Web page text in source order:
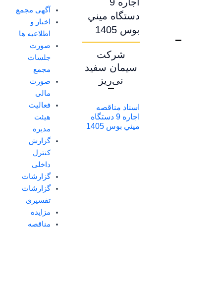
اجاره 9
دستگاه ميني
بوس 1405
شرکت
سیمان سفید
نی‌ریز
اسناد مناقصه
اجاره 9 دستگاه
ميني بوس 1405
آگهی مجمع
اخبار و
اطلاعیه ها
صورت
جلسات
مجمع
صورت
مالی
فعالیت
هیئت
مدیره
گزارش
کنترل
داخلی
گزارشات
گزارشات
تفسیری
مزایده
مناقصه